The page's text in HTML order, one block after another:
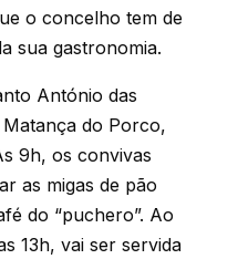
o concelho tem de
sua gastronomia.
António das
do Porco,
9h, os convivas
as migas de pão
do “puchero”. Ao
13h, vai ser servida